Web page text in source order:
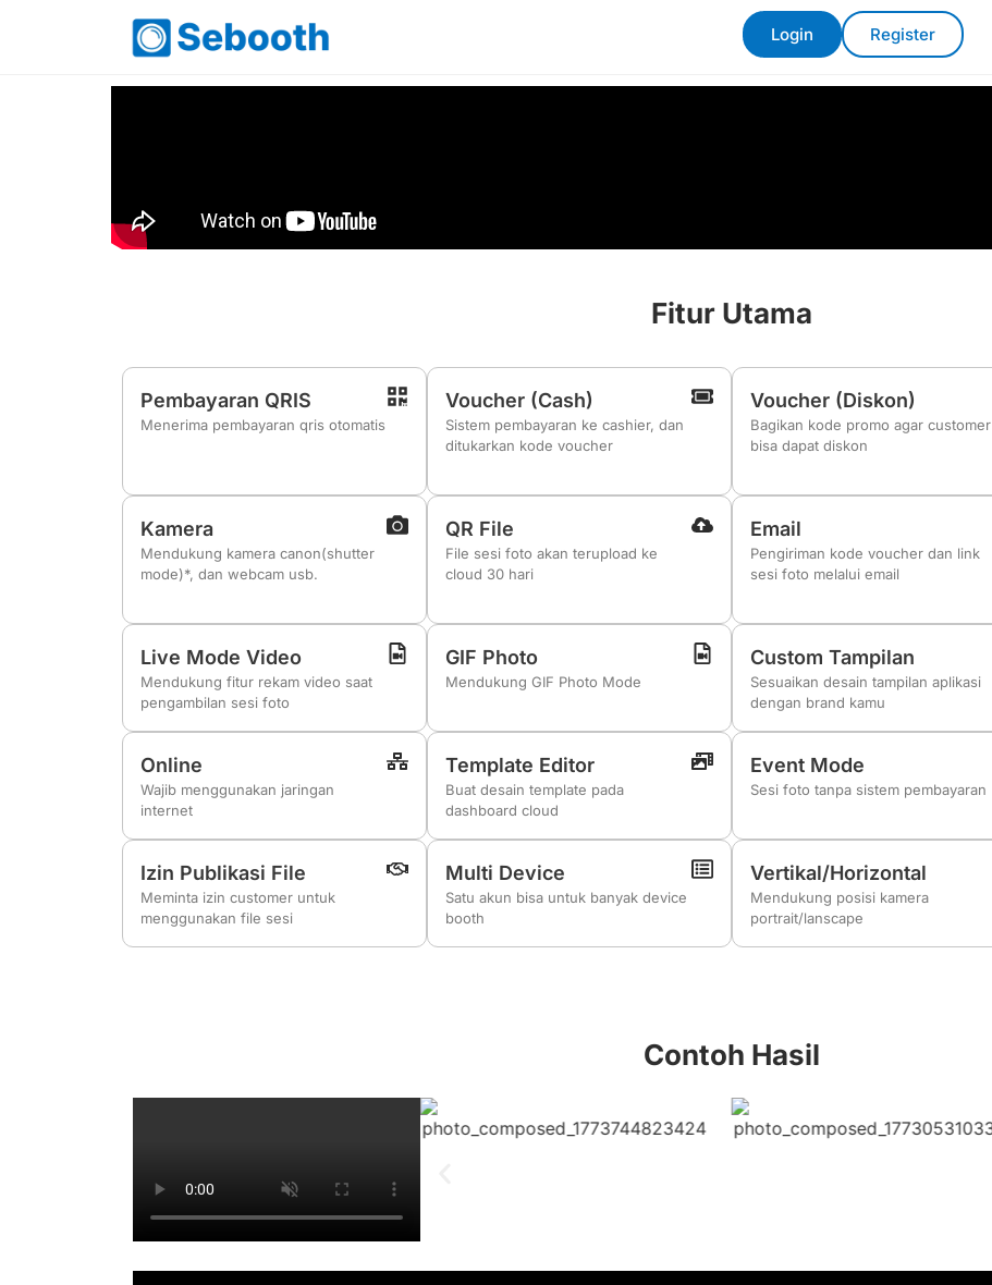
Login Register
Fitur Utama
Pembayaran QRIS
Menerima pembayaran qris otomatis
Voucher (Cash)
Sistem pembayaran ke cashier, dan
ditukarkan kode voucher
Voucher (Diskon)
Bagikan kode promo agar customer
bisa dapat diskon
Kamera
Mendukung kamera canon(shutter
mode)*, dan webcam usb.
QR File
File sesi foto akan terupload ke
cloud 30 hari
Email
Pengiriman kode voucher dan link
sesi foto melalui email
Live Mode Video
Mendukung fitur rekam video saat
pengambilan sesi foto
GIF Photo
Mendukung GIF Photo Mode
Custom Tampilan
Sesuaikan desain tampilan aplikasi
dengan brand kamu
Online
Wajib menggunakan jaringan
internet
Template Editor
Buat desain template pada
dashboard cloud
Event Mode
Sesi foto tanpa sistem pembayaran
Izin Publikasi File
Meminta izin customer untuk
menggunakan file sesi
Multi Device
Satu akun bisa untuk banyak device
booth
Vertikal/Horizontal
Mendukung posisi kamera
portrait/lanscape
Contoh Hasil